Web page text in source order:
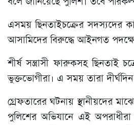
এসময় ছিনতাইচক্রের সদস্যদের
আসামিদের বিরুদ্ধে আইনগত
শীর্ষ সন্ত্রাসী ফারুকসহ ছিনতাই
ভুক্তভোগীরা। এ সময় তারা
গ্রেফতারের ঘটনায় স্থানীয়দের
পুলিশের অভিযানে এই